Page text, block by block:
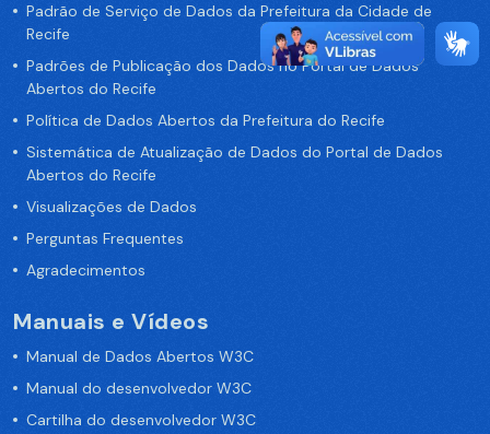
Padrão de Serviço de Dados da Prefeitura da Cidade de
Recife
Padrões de Publicação dos Dados no Portal de Dados
Abertos do Recife
Política de Dados Abertos da Prefeitura do Recife
Sistemática de Atualização de Dados do Portal de Dados
Abertos do Recife
Visualizações de Dados
Perguntas Frequentes
Agradecimentos
Manuais e Vídeos
Manual de Dados Abertos W3C
Manual do desenvolvedor W3C
Cartilha do desenvolvedor W3C